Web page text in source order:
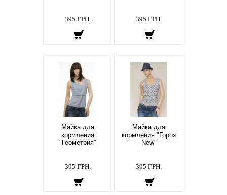
395 ГРН. 395 ГРН.
Майка для
кормления
"Геометрия"
395 ГРН.
Майка для
кормления "Горох
New"
395 ГРН.